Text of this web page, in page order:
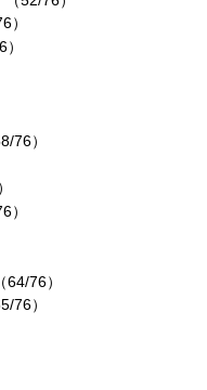
）
）
76）
）
（64/76）
76）